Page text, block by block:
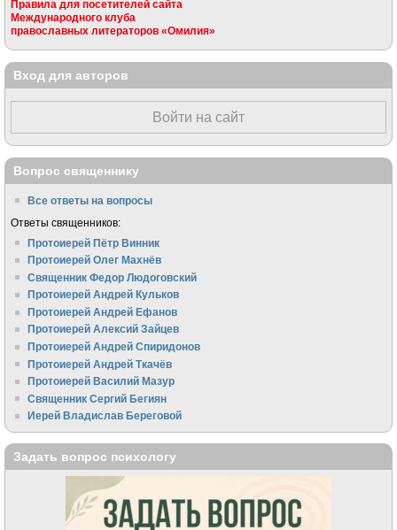
Правила для посетителей сайта
Международного клуба
православных литераторов «Омилия»
Вход для авторов
Войти на сайт
Вопрос священнику
Все ответы на вопросы
Ответы священников:
Протоиерей Пётр Винник
Протоиерей Олег Махнёв
Священник Федор Людоговский
Протоиерей Андрей Кульков
Протоиерей Андрей Ефанов
Протоиерей Алексий Зайцев
Протоиерей Андрей Спиридонов
Протоиерей Андрей Ткачёв
Протоиерей Василий Мазур
Священник Сергий Бегиян
Иерей Владислав Береговой
Задать вопрос психологу